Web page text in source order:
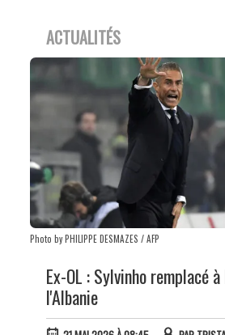
ACTUALITÉS
Photo by PHILIPPE DESMAZES / AFP
Ex-OL : Sylvinho remplacé
l'Albanie